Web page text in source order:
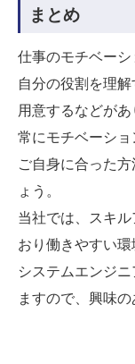
まとめ
仕事のモチベー
自分の役割を理
用意するなどがあ
常にモチベーショ
ご自身に合った
ょう。
当社では、スキ
おり働きやすい環
システムエンジ
ますので、興味